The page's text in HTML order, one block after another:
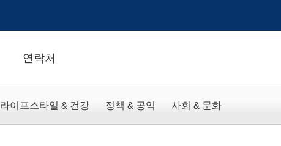
연락처
라이프스타일 & 건강 정책 & 공익 사회 & 문화